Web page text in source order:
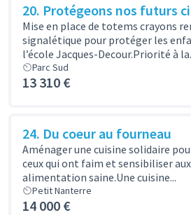
20. Protégeons nos futurs
Mise en place de totems crayons
signalétique pour protéger les
l’école Jacques-Decour.Priorité à
Parc Sud
13 310 €
24. Du coeur au fourneau
Aménager une cuisine solidaire
ceux qui ont faim et sensibiliser
alimentation saine.Une cuisine...
Petit Nanterre
14 000 €